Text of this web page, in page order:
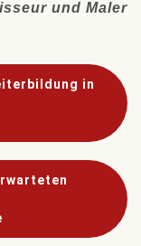
und Maler
in